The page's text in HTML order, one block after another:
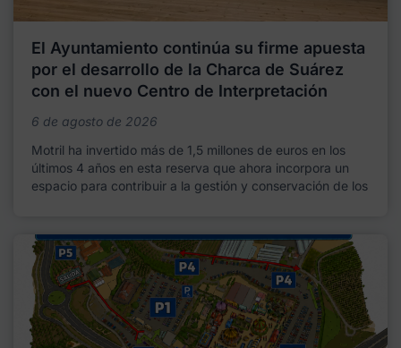
El Ayuntamiento continúa su firme apuesta
por el desarrollo de la Charca de Suárez
con el nuevo Centro de Interpretación
6 de agosto de 2026
Motril ha invertido más de 1,5 millones de euros en los
últimos 4 años en esta reserva que ahora incorpora un
espacio para contribuir a la gestión y conservación de los